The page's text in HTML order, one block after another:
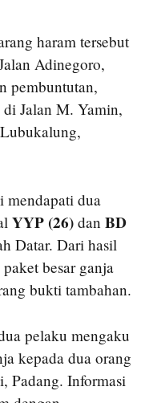
haram tersebut
Adinegoro,
pembuntutan,
Jalan M. Yamin,
mendapati dua
YYP (26) dan BD
Datar. Dari hasil
besar ganja
bukti tambahan.
pelaku mengaku
kepada dua orang
Padang. Informasi